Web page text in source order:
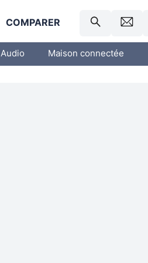
COMPARER
Audio Maison connectée